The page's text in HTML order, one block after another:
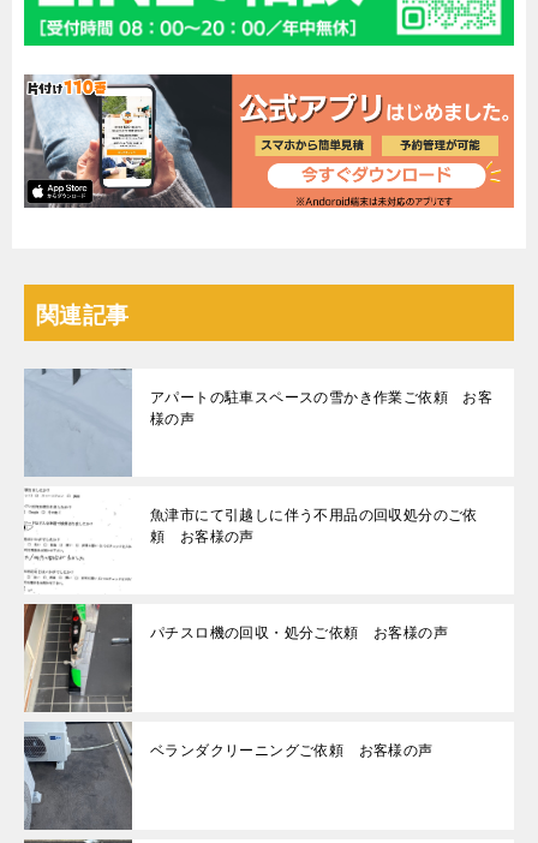
関連記事
アパートの駐車スペースの雪かき作業ご依頼 お客
様の声
魚津市にて引越しに伴う不用品の回収処分のご依
頼 お客様の声
パチスロ機の回収・処分ご依頼 お客様の声
ベランダクリーニングご依頼 お客様の声